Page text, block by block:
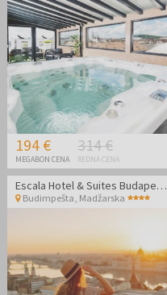
194 €
MEGABON CENA
314 €
REDNA CENA
Escala Hotel & Suites Budapest - Poletni oddih v Budimpešti
Budimpešta Madžarska